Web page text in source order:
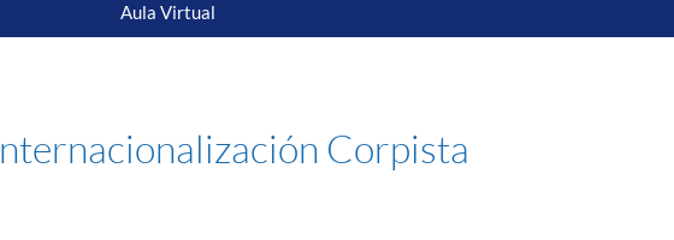
Aula Virtual
Corpista